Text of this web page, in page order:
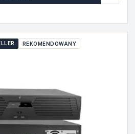
REKOMENDOWANY